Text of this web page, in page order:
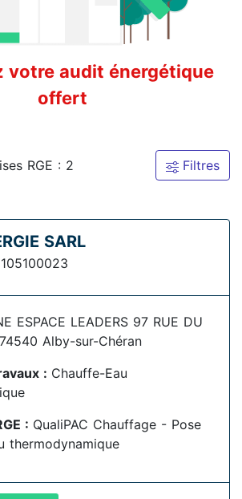
votre audit énergétique
offert
RGE : 2 Filtres
SARL
ESPACE LEADERS 97 RUE DU
Alby-sur-Chéran
: Chauffe-Eau
: QualiPAC Chauffage - Pose
thermodynamique